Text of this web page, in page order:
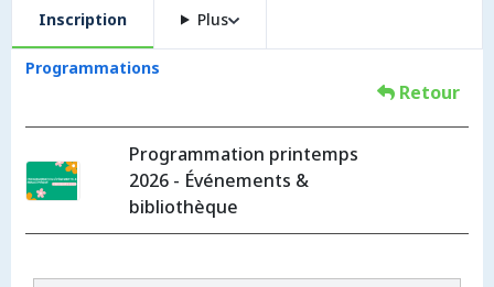
Inscription Plus
Programmations
Retour
Programmation printemps
2026 - Événements &
bibliothèque